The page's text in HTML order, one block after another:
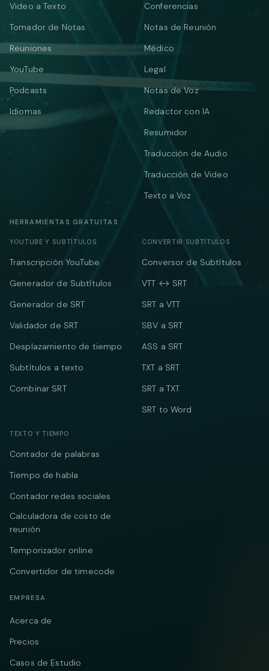
Video a Texto
Tomador de Notas
Reuniones
YouTube
Podcasts
Idiomas
Conferencias
Notas de Reunión
Médico
Legal
Notas de Voz
Redactor con IA
Resumidor
Traducción de Audio
Traducción de Video
Texto a Voz
HERRAMIENTAS GRATUITAS
YOUTUBE Y SUBTÍTULOS
Transcripción YouTube
Generador de Subtítulos
Generador de SRT
Validador de SRT
Desplazamiento de tiempo
Subtítulos a texto
Combinar SRT
CONVERTIR SUBTÍTULOS
Conversor de Subtítulos
VTT ↔ SRT
SRT a VTT
SBV a SRT
ASS a SRT
TXT a SRT
SRT a TXT
SRT to Word
TEXTO Y TIEMPO
Contador de palabras
Tiempo de habla
Contador redes sociales
Calculadora de costo de
reunión
Temporizador online
Convertidor de timecode
EMPRESA
Acerca de
Precios
Casos de Estudio